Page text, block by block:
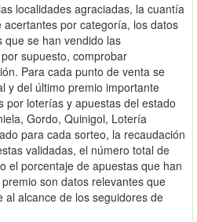
localidades agraciadas, la cuantía
por categoría, los datos
que se han vendido las
supuesto, comprobar
Para cada punto de venta se
y del último premio importante
por loterías y apuestas del estado
Gordo, Quinigol, Lotería
para cada sorteo, la recaudación
validadas, el número total de
el porcentaje de apuestas que han
son datos relevantes que
alcance de los seguidores de